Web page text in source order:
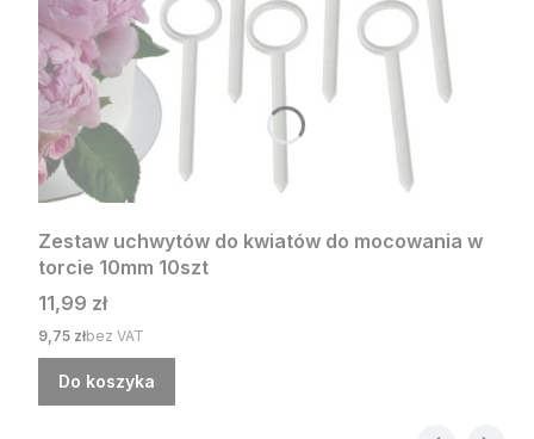
Zestaw uchwytów do kwiatów do mocowania w
torcie 10mm 10szt
Cena
11,99 zł
Cena
9,75 złbez VAT
Do koszyka